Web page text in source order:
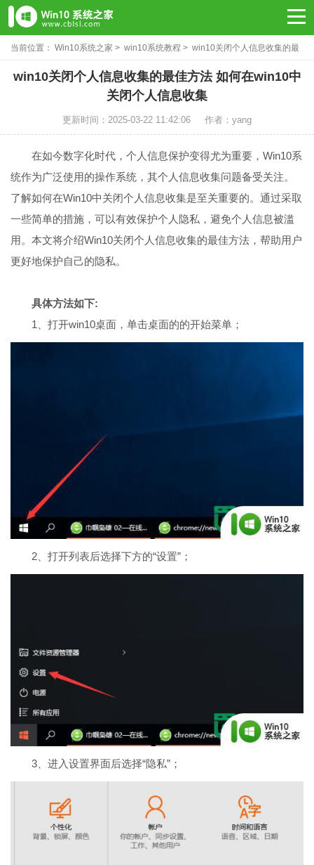
当前位置： Win10系统之家 > win10系统教程 > win10关闭个人信息收集的最
佳方法
win10关闭个人信息收集的最佳方法 如何在win10中
关闭个人信息收集
更新时间：2025-03-22 11:42:06 作者：yang
在如今数字化时代，个人信息保护变得尤为重要，Win10系
统作为广泛使用的操作系统，其个人信息收集问题备受关注。
了解如何在Win10中关闭个人信息收集是至关重要的。通过采取
一些简单的措施，可以有效保护个人隐私，避免个人信息被滥
用。本文将介绍Win10关闭个人信息收集的最佳方法，帮助用户
更好地保护自己的隐私。
具体方法如下:
1、打开win10桌面，单击桌面的的开始菜单；
2、 打开列表后选择下方的“设置”；
3、 进入设置界面后选择“隐私”；